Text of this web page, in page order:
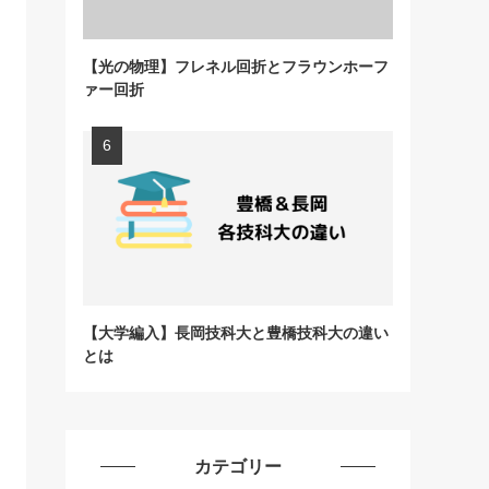
【光の物理】フレネル回折とフラウンホーフ
ァー回折
【大学編入】長岡技科大と豊橋技科大の違い
とは
カテゴリー